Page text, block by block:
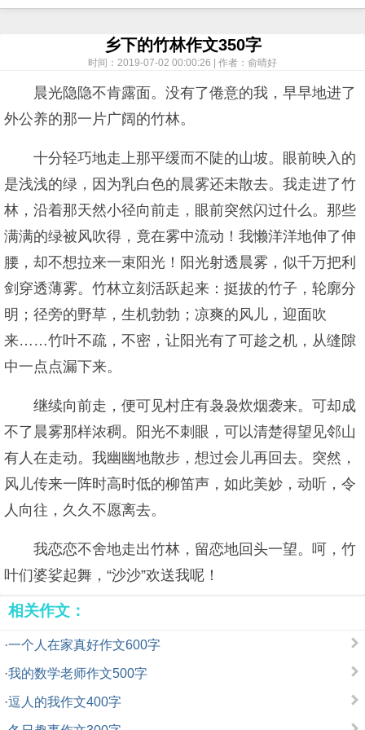
乡下的竹林作文350字
时间：2019-07-02 00:00:26 | 作者：俞晴好
晨光隐隐不肯露面。没有了倦意的我，早早地进了
外公养的那一片广阔的竹林。
十分轻巧地走上那平缓而不陡的山坡。眼前映入的
是浅浅的绿，因为乳白色的晨雾还未散去。我走进了竹
林，沿着那天然小径向前走，眼前突然闪过什么。那些
满满的绿被风吹得，竟在雾中流动！我懒洋洋地伸了伸
腰，却不想拉来一束阳光！阳光射透晨雾，似千万把利
剑穿透薄雾。竹林立刻活跃起来：挺拔的竹子，轮廓分
明；径旁的野草，生机勃勃；凉爽的风儿，迎面吹
来……竹叶不疏，不密，让阳光有了可趁之机，从缝隙
中一点点漏下来。
继续向前走，便可见村庄有袅袅炊烟袭来。可却成
不了晨雾那样浓稠。阳光不刺眼，可以清楚得望见邻山
有人在走动。我幽幽地散步，想过会儿再回去。突然，
风儿传来一阵时高时低的柳笛声，如此美妙，动听，令
人向往，久久不愿离去。
我恋恋不舍地走出竹林，留恋地回头一望。呵，竹
叶们婆娑起舞，“沙沙”欢送我呢！
相关作文：
·一个人在家真好作文600字
·我的数学老师作文500字
·逗人的我作文400字